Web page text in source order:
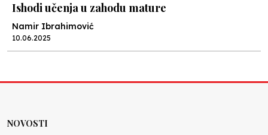
Ishodi učenja u zahodu mature
Namir Ibrahimović
10.06.2025
NOVOSTI